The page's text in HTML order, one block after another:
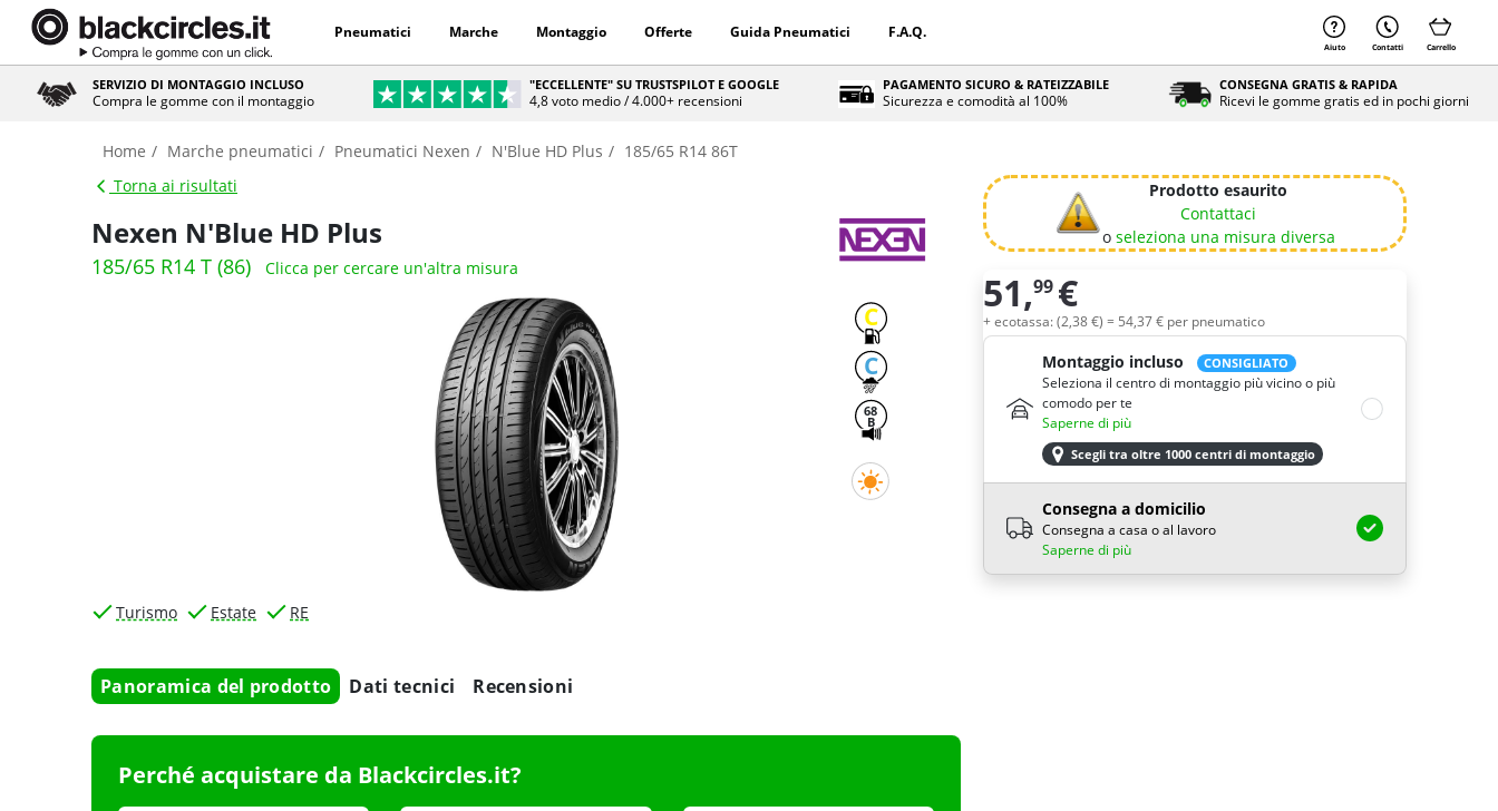
Pneumatici Marche Montaggio Offerte Guida Pneumatici F.A.Q.
Aiuto Contatti Carrello
SERVIZIO DI MONTAGGIO INCLUSO
Compra le gomme con il montaggio
"ECCELLENTE" SU TRUSTSPILOT E GOOGLE
4,8 voto medio / 4.000+ recensioni
PAGAMENTO SICURO & RATEIZZABILE
Sicurezza e comodità al 100%
CONSEGNA GRATIS & RAPIDA
Ricevi le gomme gratis ed in pochi giorni
Home Marche pneumatici Pneumatici Nexen N'Blue HD Plus
185/65 R14 86T
Torna ai risultati
Nexen N'Blue HD Plus
185/65 R14 T (86) Clicca per cercare un'altra misura
C
C
68
B
Turismo Estate RE
Panoramica del prodotto Dati tecnici Recensioni
Perché acquistare da Blackcircles.it?
Prodotto esaurito
Contattaci
o seleziona una misura diversa
Quantità
51,99 €
+ ecotassa: (2,38€) = 54,37€ per pneumatico
Montaggio incluso CONSIGLIATO
Seleziona il centro di montaggio più vicino o più
comodo per te
Saperne di più
Scegli tra oltre 1000 centri di montaggio
Consegna a domicilio
Consegna a casa o al lavoro
Saperne di più